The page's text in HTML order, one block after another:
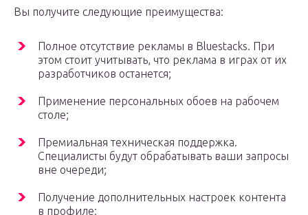
Вы получите следующие преимущества:
Полное отсутствие рекламы в Bluestacks. При
этом стоит учитывать, что реклама в играх от их
разработчиков останется;
Применение персональных обоев на рабочем
столе;
Премиальная техническая поддержка.
Специалисты будут обрабатывать ваши запросы
вне очереди;
Получение дополнительных настроек контента
в профиле: